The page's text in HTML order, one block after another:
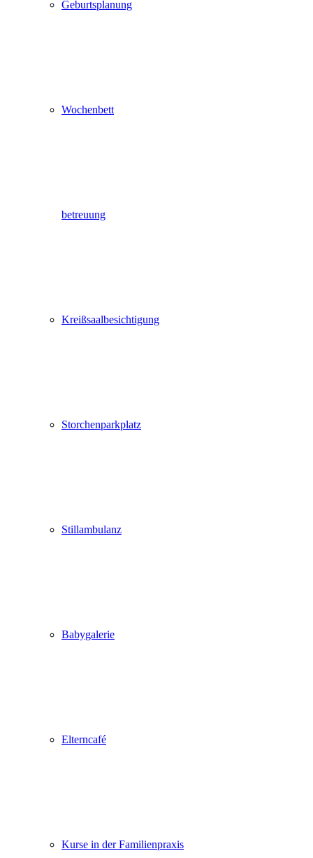
Geburtsplanung
Wochenbett
betreuung
Kreißsaalbesichtigung
Storchenparkplatz
Stillambulanz
Babygalerie
Elterncafé
Kurse in der Familienpraxis